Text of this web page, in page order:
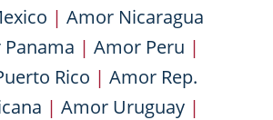
| Amor Nicaragua
| Amor Peru |
Rico | Amor Rep.
| Amor Uruguay|